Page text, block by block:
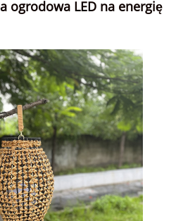
ogrodowa LED na energię